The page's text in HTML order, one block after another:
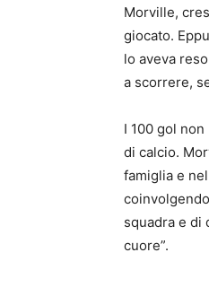
Morville,
giocato.
lo aveva
a scorrere,
I 100 gol
di calcio.
famiglia e
squadra e di
cuore”.